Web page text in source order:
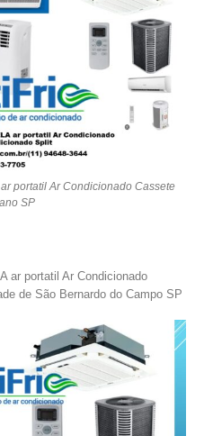
portatil Ar Condicionado Cassete
SP
ar portatil Ar Condicionado
de São Bernardo do Campo SP